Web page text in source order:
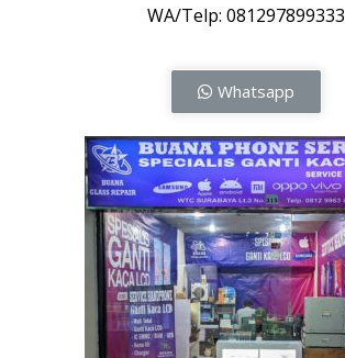
WA/Telp: 081297899333
Whatsapp